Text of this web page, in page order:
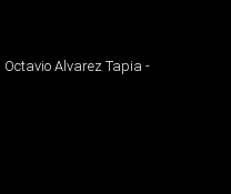
Alvarez Tapia -